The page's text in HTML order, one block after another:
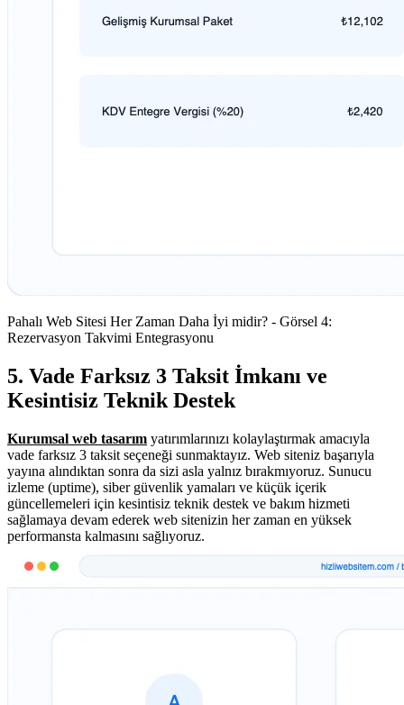
Pahalı Web Sitesi Her Zaman Daha İyi midir? - Görsel 4:
Rezervasyon Takvimi Entegrasyonu
5. Vade Farksız 3 Taksit İmkanı ve
Kesintisiz Teknik Destek
Kurumsal web tasarım yatırımlarınızı kolaylaştırmak amacıyla
vade farksız 3 taksit seçeneği sunmaktayız. Web siteniz başarıyla
yayına alındıktan sonra da sizi asla yalnız bırakmıyoruz. Sunucu
izleme (uptime), siber güvenlik yamaları ve küçük içerik
güncellemeleri için kesintisiz teknik destek ve bakım hizmeti
sağlamaya devam ederek web sitenizin her zaman en yüksek
performansta kalmasını sağlıyoruz.